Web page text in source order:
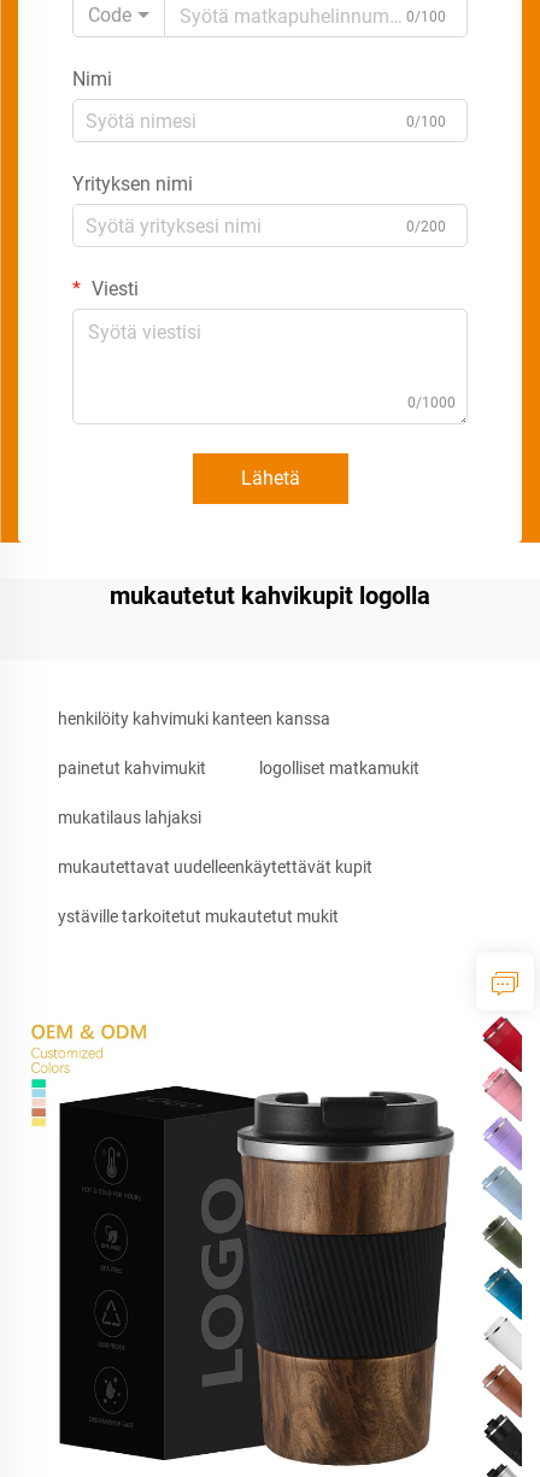
Code
0/100
Nimi
0/100
Yrityksen nimi
0/200
Viesti
0/1000
Lähetä
mukautetut kahvikupit logolla
henkilöity kahvimuki kanteen kanssa
painetut kahvimukit logolliset matkamukit
mukatilaus lahjaksi
mukautettavat uudelleenkäytettävät kupit
ystäville tarkoitetut mukautetut mukit